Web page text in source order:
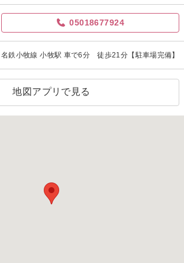
05018677924
名鉄小牧線 小牧駅 車で6分 徒歩21分【駐車場完備】
地図アプリで見る